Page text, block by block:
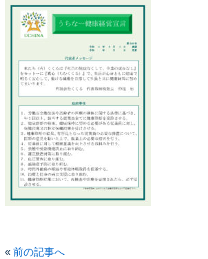
« 前の記事へ